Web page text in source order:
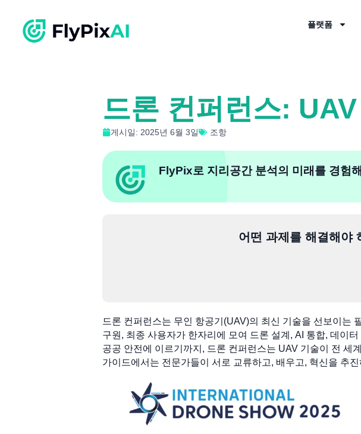
플랫폼
드론 컨퍼런스:
게시일: 2025년 6월 3일 조항
FlyPix로 지리공간 분석의 미래를 경험
어떤 과제를 해결해야
드론 컨퍼런스는 무인 항공기(UAV)의 최신 기술을 선보이는
구원, 최종 사용자가 한자리에 모여 드론 설계, AI 통합, 데이
공공 안전에 이르기까지, 드론 컨퍼런스는 UAV 기술이 전 세
가이드에서는 전문가들이 서로 교류하고, 배우고, 혁신을 추